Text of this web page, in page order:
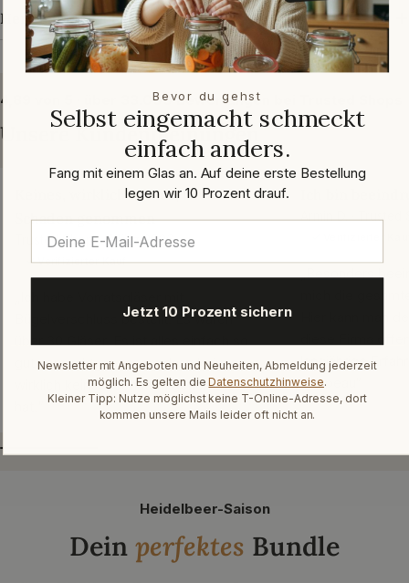
Herstellerangaben
4,89 von 5 · über 33.000 Bewertungen bei Trusted Shops
Unsere Kundenmeinungen
Keines, wirklich keines, hat
Schaden genommen
Trusted Shops · März 2026
✓ Verifizierter Kauf
Bügelverschluss bestellt. Es waren
über 30 Gläser. Es ist alles einfach so
gut verpackt gewesen, dass keines,
wirklich keines, Schaden genommen
Armin D. · Trusted
„Besonders
langjährige
Chapeau“
Heidelbeer-Saison
Dein perfektes Bundle
Bevor du gehst
Selbst eingemacht schmeckt
einfach anders.
Fang mit einem Glas an. Auf deine erste Bestellung
legen wir 10 Prozent drauf.
Jetzt 10 Prozent sichern
Newsletter mit Angeboten und Neuheiten, Abmeldung jederzeit
möglich. Es gelten die Datenschutzhinweise.
Kleiner Tipp: Nutze möglichst keine T-Online-Adresse, dort
kommen unsere Mails leider oft nicht an.